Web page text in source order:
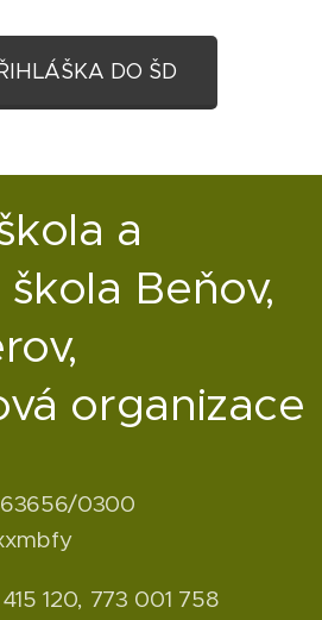
DO ŠD
a
Beňov,
organizace
0300
120, 773 001 758